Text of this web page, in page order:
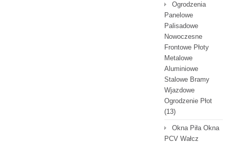
Ogrodzenia
Panelowe
Palisadowe
Nowoczesne
Frontowe Płoty
Metalowe
Aluminiowe
Stalowe Bramy
Wjazdowe
Ogrodzenie Płot
(13)
Okna Piła Okna
PCV Wałcz